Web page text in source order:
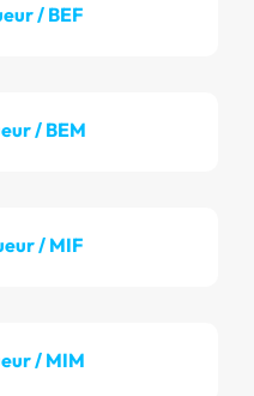
/ BEF
/ BEM
/ MIF
/ MIM